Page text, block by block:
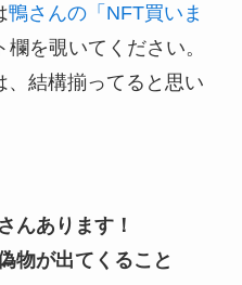
鴨さんの「NFT買いま
欄を覗いてください。
、結構揃ってると思い
んあります！
物が出てくること